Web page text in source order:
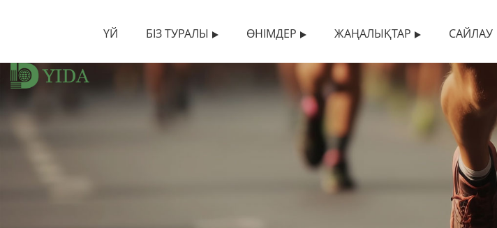
ҮЙ БІЗ ТУРАЛЫ ӨНІМДЕР ЖАҢАЛЫҚТАР САЙЛАУ